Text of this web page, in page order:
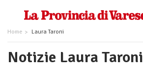
Home Laura Taroni
Notizie Laura Taroni